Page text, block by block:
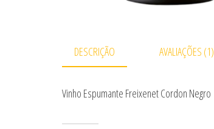
DESCRIÇÃO AVALIAÇÕES (1)
Vinho Espumante Freixenet Cordon Negro